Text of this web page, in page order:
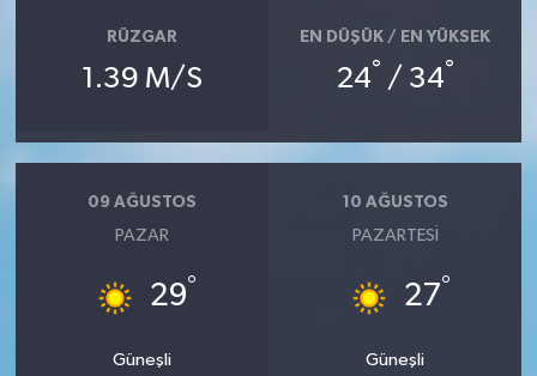
RÜZGAR
1.39 M/S
EN DÜŞÜK / EN YÜKSEK
24° / 34°
09 AĞUSTOS
PAZAR
29°
Güneşli
10 AĞUSTOS
PAZARTESI
27°
Güneşli